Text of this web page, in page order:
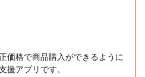
価格で商品購入ができるように
援アプリです。